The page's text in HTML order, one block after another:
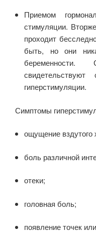
Приемом
стимуляции.
проходит
быть, но они
гиперстимуляции.
Симптомы
ощущение вздутого
боль различной
отеки;
головная боль;
появление точек